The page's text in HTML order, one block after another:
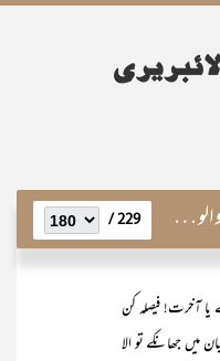
229 /
آخرت! فیصلہ کن
جھانکے تو الا